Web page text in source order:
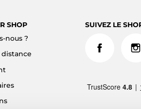
SHOP
nous ?
distance
SUIVEZ LE